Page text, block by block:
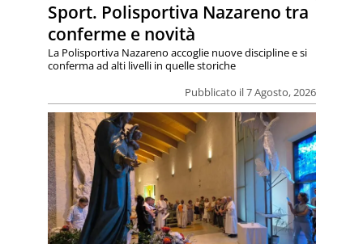
Sport. Polisportiva Nazareno tra
conferme e novità
Pubblicato il 7 Agosto, 2026
La Polisportiva Nazareno accoglie nuove discipline e si
conferma ad alti livelli in quelle storiche